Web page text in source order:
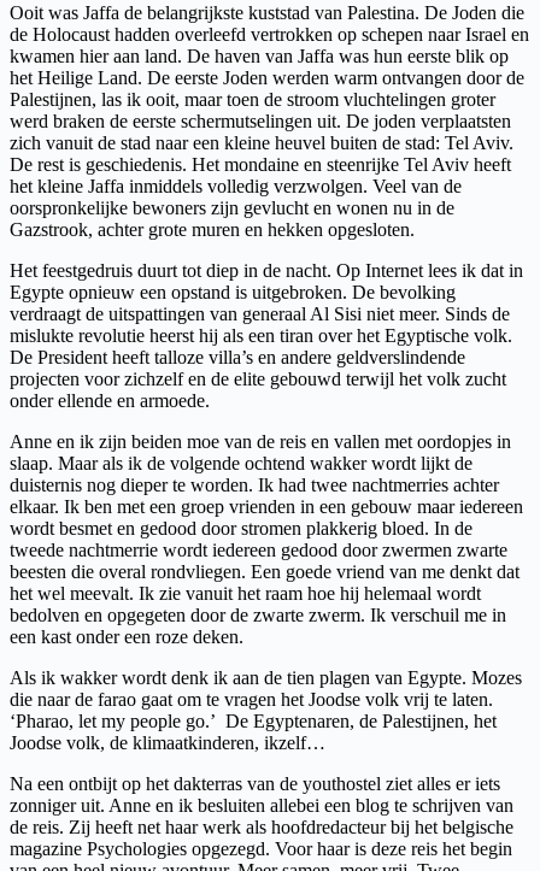
Ooit was Jaffa de belangrijkste kuststad van Palestina. De Joden die
de Holocaust hadden overleefd vertrokken op schepen naar Israel en
kwamen hier aan land. De haven van Jaffa was hun eerste blik op
het Heilige Land. De eerste Joden werden warm ontvangen door de
Palestijnen, las ik ooit, maar toen de stroom vluchtelingen groter
werd braken de eerste schermutselingen uit. De joden verplaatsten
zich vanuit de stad naar een kleine heuvel buiten de stad: Tel Aviv.
De rest is geschiedenis. Het mondaine en steenrijke Tel Aviv heeft
het kleine Jaffa inmiddels volledig verzwolgen. Veel van de
oorspronkelijke bewoners zijn gevlucht en wonen nu in de
Gazstrook, achter grote muren en hekken opgesloten.
Het feestgedruis duurt tot diep in de nacht. Op Internet lees ik dat in
Egypte opnieuw een opstand is uitgebroken. De bevolking
verdraagt de uitspattingen van generaal Al Sisi niet meer. Sinds de
mislukte revolutie heerst hij als een tiran over het Egyptische volk.
De President heeft talloze villa’s en andere geldverslindende
projecten voor zichzelf en de elite gebouwd terwijl het volk zucht
onder ellende en armoede.
Anne en ik zijn beiden moe van de reis en vallen met oordopjes in
slaap. Maar als ik de volgende ochtend wakker wordt lijkt de
duisternis nog dieper te worden. Ik had twee nachtmerries achter
elkaar. Ik ben met een groep vrienden in een gebouw maar iedereen
wordt besmet en gedood door stromen plakkerig bloed. In de
tweede nachtmerrie wordt iedereen gedood door zwermen zwarte
beesten die overal rondvliegen. Een goede vriend van me denkt dat
het wel meevalt. Ik zie vanuit het raam hoe hij helemaal wordt
bedolven en opgegeten door de zwarte zwerm. Ik verschuil me in
een kast onder een roze deken.
Als ik wakker wordt denk ik aan de tien plagen van Egypte. Mozes
die naar de farao gaat om te vragen het Joodse volk vrij te laten.
‘Pharao, let my people go.’ De Egyptenaren, de Palestijnen, het
Joodse volk, de klimaatkinderen, ikzelf…
Na een ontbijt op het dakterras van de youthostel ziet alles er iets
zonniger uit. Anne en ik besluiten allebei een blog te schrijven van
de reis. Zij heeft net haar werk als hoofdredacteur bij het belgische
magazine Psychologies opgezegd. Voor haar is deze reis het begin